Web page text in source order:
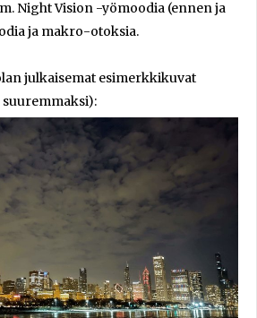
Night Vision -yömoodia (ennen ja
ja makro-otoksia.
julkaisemat esimerkkikuvat